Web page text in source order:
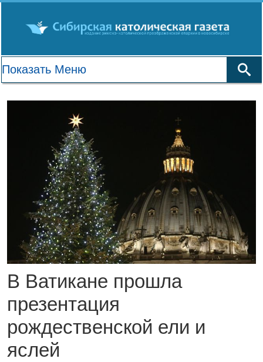
В Ватикане прошла
презентация
рождественской ели и
яслей